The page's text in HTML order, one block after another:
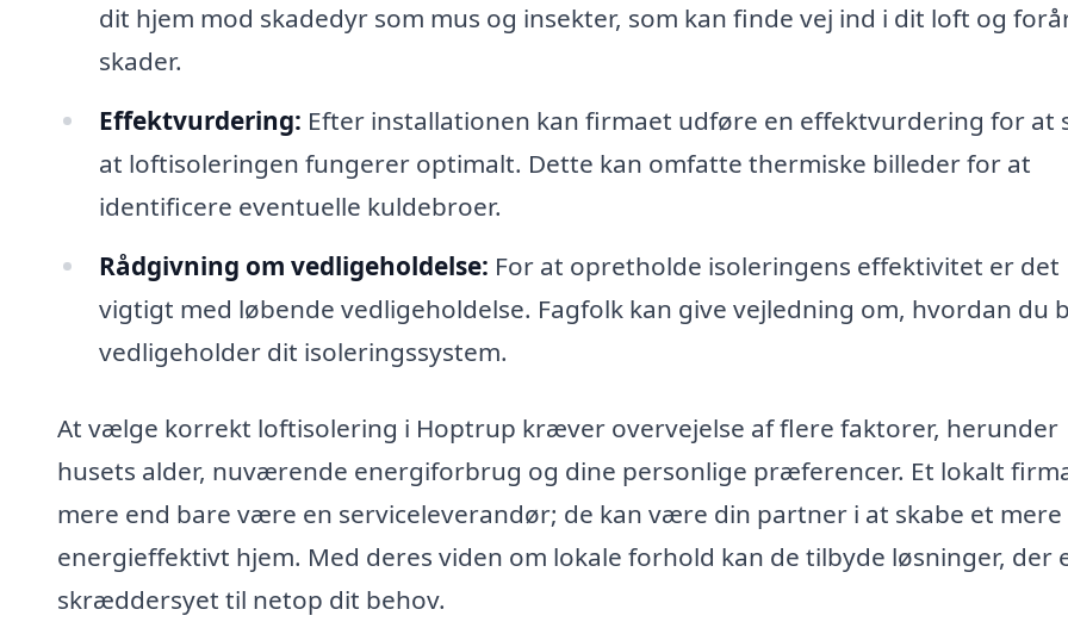
dit hjem mod skadedyr som mus og insekter, som kan finde vej ind i dit loft og
skader.
Effektvurdering: Efter installationen kan firmaet udføre en effektvurdering for at
at loftisoleringen fungerer optimalt. Dette kan omfatte thermiske billeder for at
identificere eventuelle kuldebroer.
Rådgivning om vedligeholdelse: For at opretholde isoleringens effektivitet er det
vigtigt med løbende vedligeholdelse. Fagfolk kan give vejledning om, hvordan du
vedligeholder dit isoleringssystem.
At vælge korrekt loftisolering i Hoptrup kræver overvejelse af flere faktorer, herunder
husets alder, nuværende energiforbrug og dine personlige præferencer. Et lokalt
mere end bare være en serviceleverandør; de kan være din partner i at skabe et mere
energieffektivt hjem. Med deres viden om lokale forhold kan de tilbyde løsninger, der
skræddersyet til netop dit behov.